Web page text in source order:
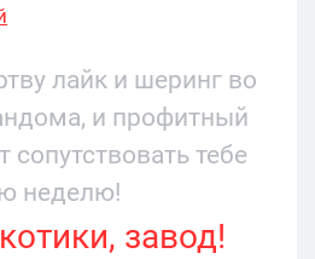
лайк и шеринг во
и профитный
сопутствовать тебе
неделю!
завод!